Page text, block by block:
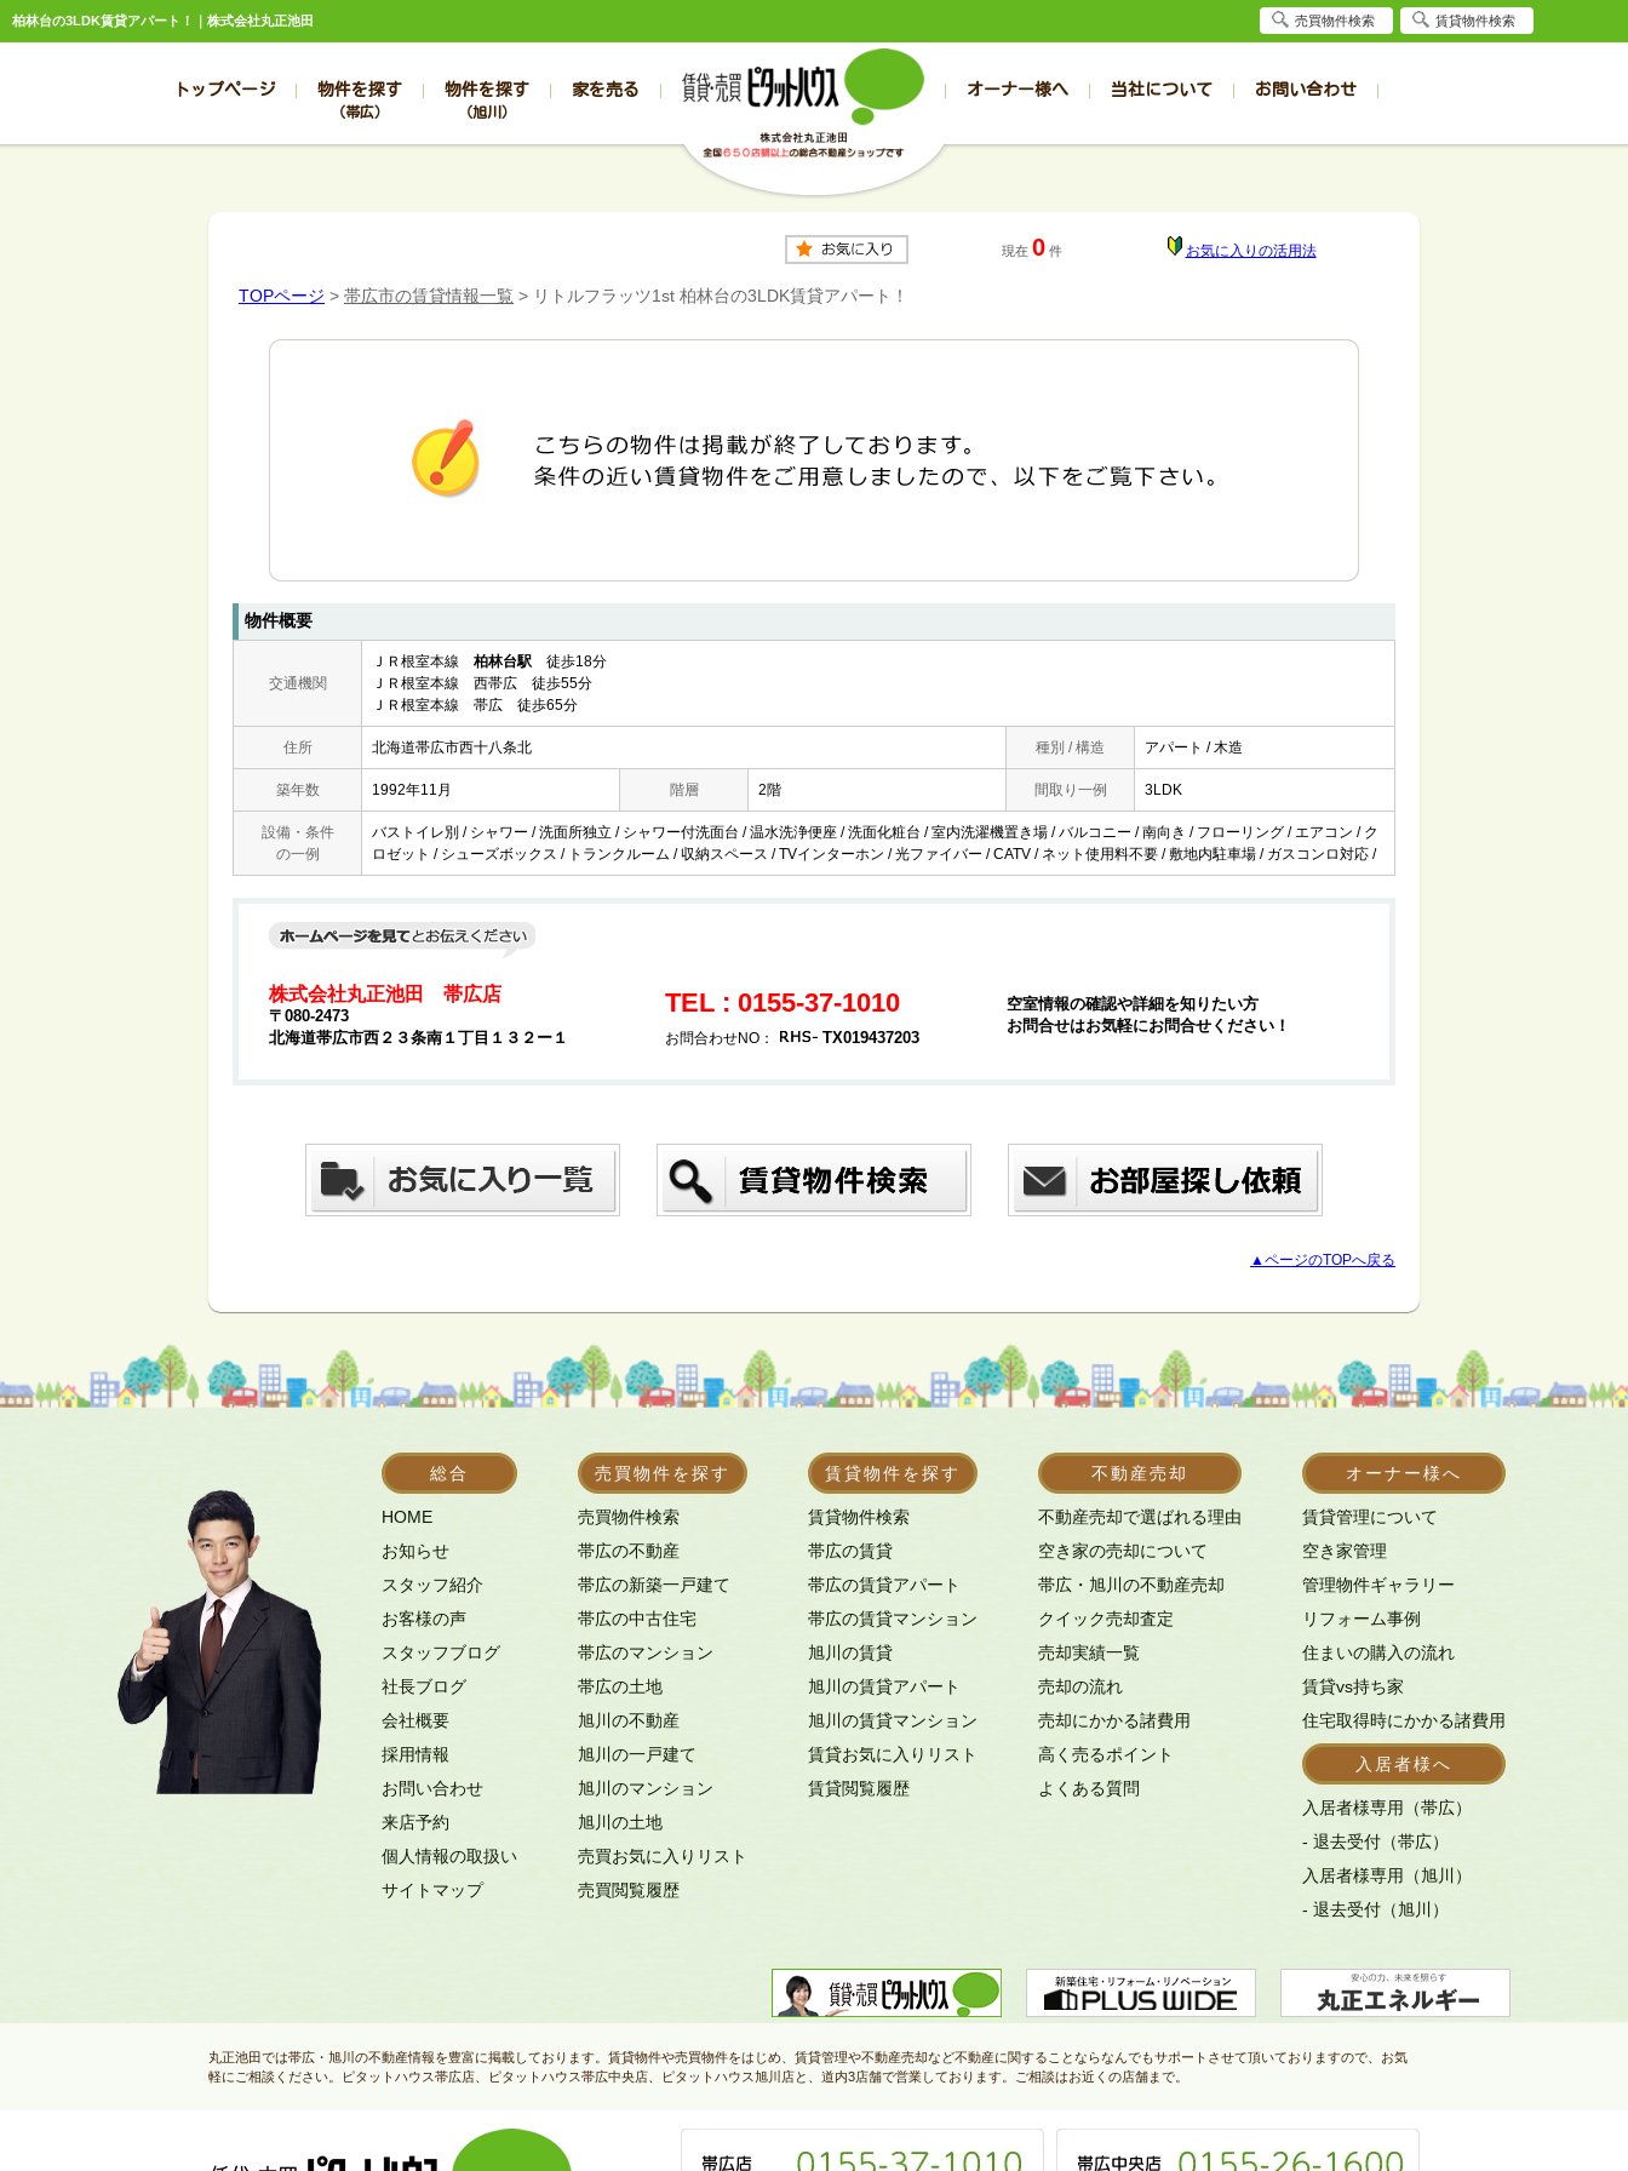
柏林台の3LDK賃貸アパート！｜株式会社丸正池田
トップページ 物件を探す
（帯広）
帯広の売買物件一覧
帯広の中古一戸建て
帯広の1000万円以下
帯広の1000万～2000万円
帯広の2000万～3000万円
帯広の賃貸物件一覧
帯広の賃貸アパート
帯広の1R～1K
帯広の1DK～1LDK
物件を探す
（旭川）
旭川の売買物件一覧
旭川の中古一戸建て
旭川の1000万円以下
旭川の1000万～2000万円
旭川の2000万～3000万円
旭川の賃貸物件一覧
旭川の賃貸アパート
旭川の1R～1K
旭川の1DK～1LDK
家を売る オーナー様へ 当社について
スタッフブログ お客様の声
お問い合わせ
売却のお問合せ 入居者様専用（帯広店）
現在 0 件 お気に入りの活用法
TOPページ > 帯広市の賃貸情報一覧 > リトルフラッツ1st 柏林台の3LDK賃貸アパート！
物件概要
交通機関
ＪＲ根室本線 柏林台駅 徒歩18分
ＪＲ根室本線 西帯広 徒歩55分
ＪＲ根室本線 帯広 徒歩65分
住所 北海道帯広市西十八条北 種別 / 構造 アパート / 木造
築年数 1992年11月 階層 2階 間取り一例 3LDK
設備・条件
の一例
バストイレ別 / シャワー / 洗面所独立 / シャワー付洗面台 / 温水洗浄便座 / 洗面化粧台 / 室内洗濯機置き場 / バルコニー / 南向き / フローリング / エアコン / ク
ロゼット / シューズボックス / トランクルーム / 収納スペース / TVインターホン / 光ファイバー / CATV / ネット使用料不要 / 敷地内駐車場 / ガスコンロ対応 /
株式会社丸正池田 帯広店
〒080-2473
北海道帯広市西２３条南１丁目１３２ー１
TEL : 0155-37-1010
お問合わせNO： TX019437203
空室情報の確認や詳細を知りたい方
お問合せはお気軽にお問合せください！
▲ページのTOPへ戻る
総合
HOME
お知らせ
スタッフ紹介
お客様の声
スタッフブログ
社長ブログ
会社概要
採用情報
お問い合わせ
来店予約
個人情報の取扱い
サイトマップ
売買物件を探す
売買物件検索
帯広の不動産
帯広の新築一戸建て
帯広の中古住宅
帯広のマンション
帯広の土地
旭川の不動産
旭川の一戸建て
旭川のマンション
旭川の土地
売買お気に入りリスト
売買閲覧履歴
賃貸物件を探す
賃貸物件検索
帯広の賃貸
帯広の賃貸アパート
帯広の賃貸マンション
旭川の賃貸
旭川の賃貸アパート
旭川の賃貸マンション
賃貸お気に入りリスト
賃貸閲覧履歴
不動産売却
不動産売却で選ばれる理由
空き家の売却について
帯広・旭川の不動産売却
クイック売却査定
売却実績一覧
売却の流れ
売却にかかる諸費用
高く売るポイント
よくある質問
オーナー様へ
賃貸管理について
空き家管理
管理物件ギャラリー
リフォーム事例
住まいの購入の流れ
賃貸vs持ち家
住宅取得時にかかる諸費用
入居者様へ
入居者様専用（帯広）
- 退去受付（帯広）
入居者様専用（旭川）
- 退去受付（旭川）
丸正池田では帯広・旭川の不動産情報を豊富に掲載しております。賃貸物件や売買物件をはじめ、賃貸管理や不動産売却など不動産に関することならなんでもサポートさせて頂いておりますので、お気
軽にご相談ください。ピタットハウス帯広店、ピタットハウス帯広中央店、ピタットハウス旭川店と、道内3店舗で営業しております。ご相談はお近くの店舗まで。
売買物件検索 賃貸物件検索